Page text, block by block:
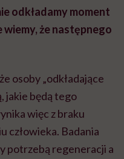
odkładamy moment
wiemy, że następnego
osoby „odkładające
jakie będą tego
więc z braku
człowieka. Badania
potrzebą regeneracji a